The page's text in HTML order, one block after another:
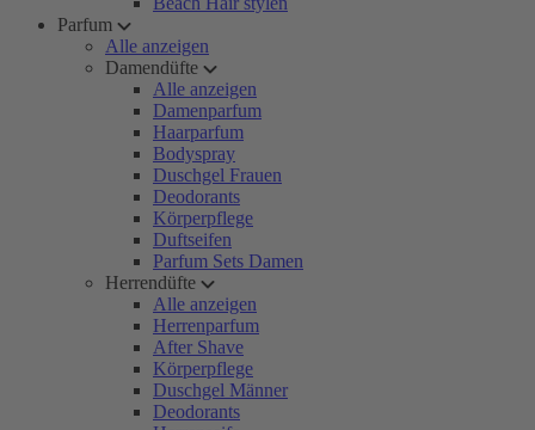
Parfum
Alle anzeigen
Damendüfte
Alle anzeigen
Damenparfum
Haarparfum
Bodyspray
Duschgel Frauen
Deodorants
Körperpflege
Duftseifen
Parfum Sets Damen
Herrendüfte
Alle anzeigen
Herrenparfum
After Shave
Körperpflege
Duschgel Männer
Deodorants